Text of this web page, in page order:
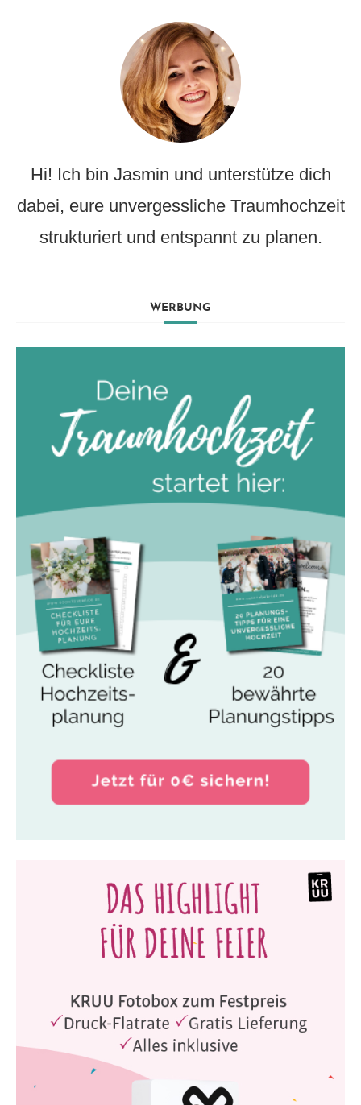
Hi! Ich bin Jasmin und unterstütze dich
dabei, eure unvergessliche Traumhochzeit
strukturiert und entspannt zu planen.
WERBUNG